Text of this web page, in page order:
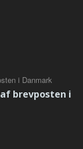
af brevposten i